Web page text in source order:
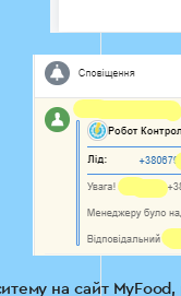
на сайт